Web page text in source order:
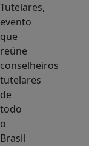
Tutelares,
evento
que
reúne
conselheiros
tutelares
de
todo
o
Brasil